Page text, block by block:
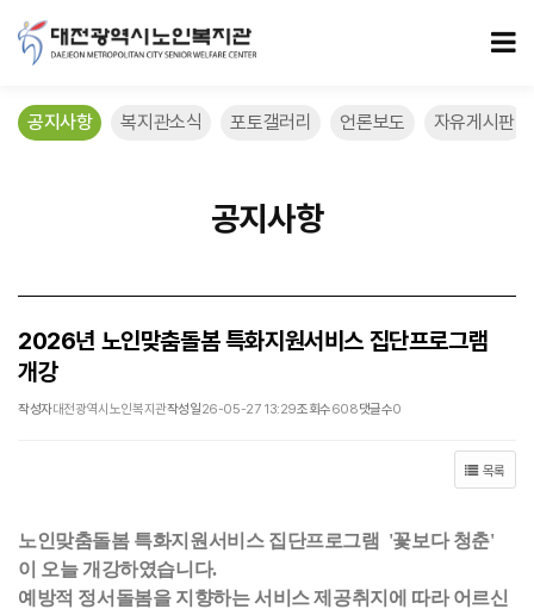
2026년 노인맞춤돌봄 특화지원서비스 집단프로그램 개강 > 공지사항
공지사항 복지관소식 포토갤러리 언론보도 자유게시판
공지사항
2026년 노인맞춤돌봄 특화지원서비스 집단프로그램
개강
작성자대전광역시노인복지관작성일26-05-27 13:29조회수608댓글수0
목록
노인맞춤돌봄 특화지원서비스 집단프로그램 '꽃보다 청춘'
이 오늘 개강하였습니다.
예방적 정서돌봄을 지향하는 서비스 제공취지에 따라 어르신